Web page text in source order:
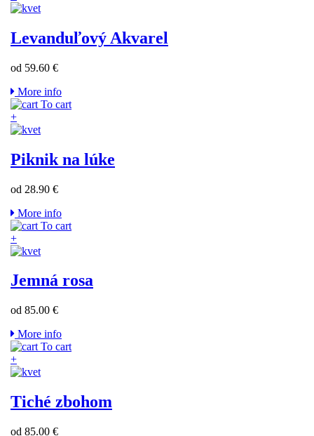
Levanduľový Akvarel
od 59.60 €
More info
To cart
+
Piknik na lúke
od 28.90 €
More info
To cart
+
Jemná rosa
od 85.00 €
More info
To cart
+
Tiché zbohom
od 85.00 €